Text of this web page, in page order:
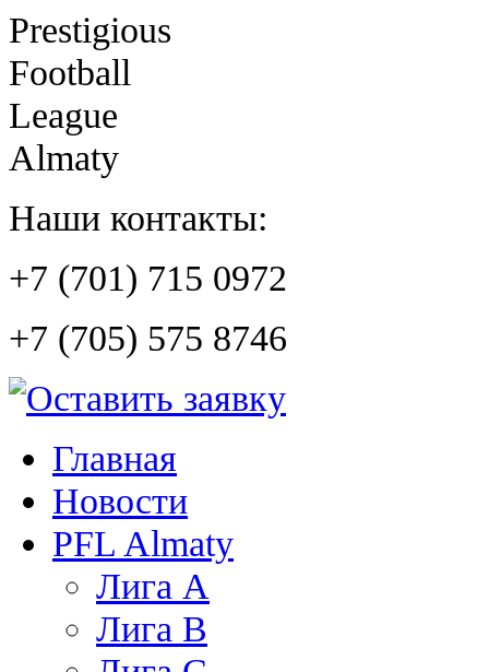
Prestigious
Football
League
Almaty
Наши контакты:
+7 (701) 715 0972
+7 (705) 575 8746
Главная
Новости
PFL Almaty
Лига A
Лига В